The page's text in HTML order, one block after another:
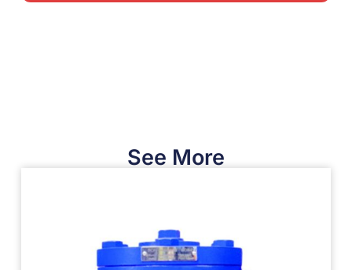
See More​